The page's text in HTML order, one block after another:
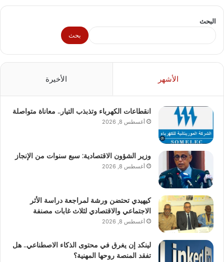
البحث
بحث
الأشهر الأخيرة
انقطاعات الكهرباء وتذبذب التيار.. معاناة متواصلة
أغسطس 8, 2026
وزير الشؤون الاقتصادية: سبع سنوات من الإنجاز
أغسطس 8, 2026
كيهيدي تحتضن ورشة لمراجعة دراسة الأثر
الاجتماعي والاقتصادي لثلاث غابات مصنفة
أغسطس 8, 2026
لينكد إن يغرق في محتوى الذكاء الاصطناعي.. هل
تفقد المنصة روحها المهنية؟